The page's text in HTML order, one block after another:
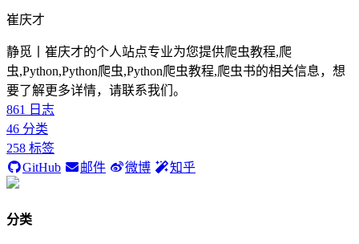
崔庆才
静觅丨崔庆才的个人站点专业为您提供爬虫教程,爬
虫,Python,Python爬虫,Python爬虫教程,爬虫书的相关信息，想
要了解更多详情，请联系我们。
861
日志
46 分类
258 标签
GitHub
邮件 微博 知乎
分类